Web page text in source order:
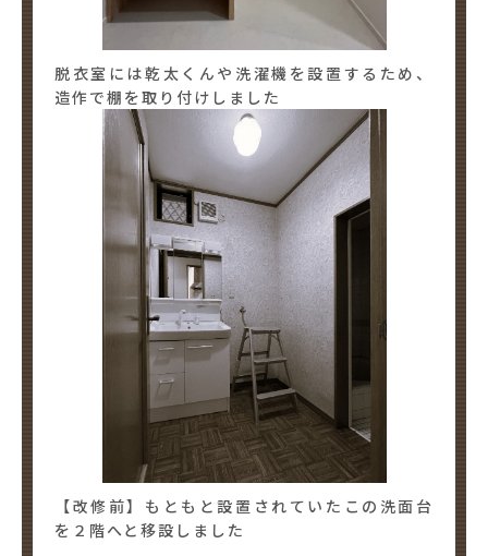
脱衣室には乾太くんや洗濯機を設置するため、
造作で棚を取り付けしました
【改修前】もともと設置されていたこの洗面台
を２階へと移設しました